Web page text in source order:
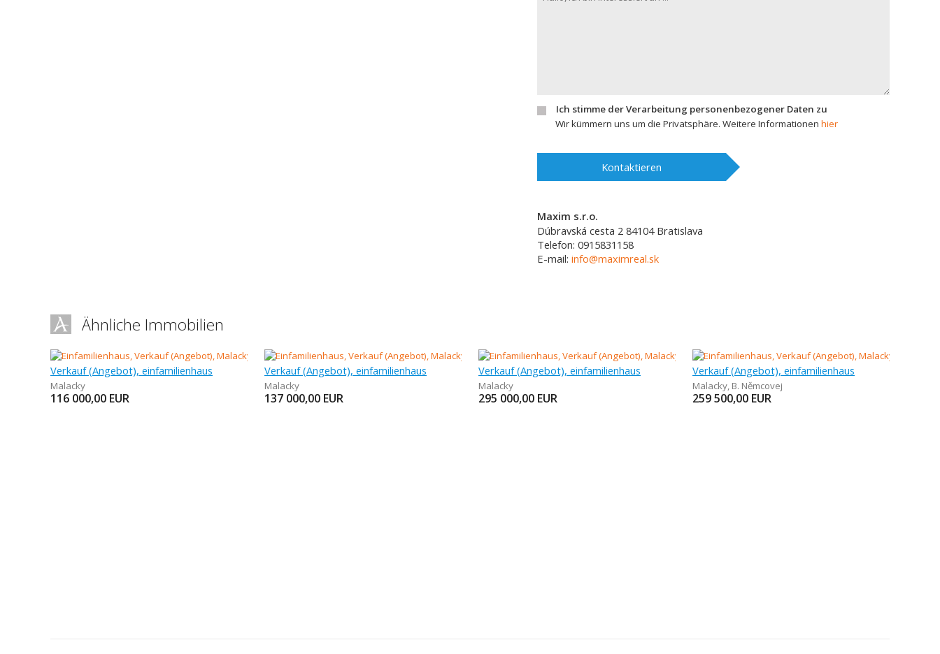
Ich stimme der Verarbeitung personenbezogener Daten zu
Wir kümmern uns um die Privatsphäre. Weitere Informationen hier
Kontaktieren
Maxim s.r.o.
Dúbravská cesta 2 84104 Bratislava
Telefon: 0915831158
E-mail: info@maximreal.sk
Ähnliche Immobilien
Verkauf (Angebot), einfamilienhaus
Malacky
116 000,00 EUR
Verkauf (Angebot), einfamilienhaus
Malacky
137 000,00 EUR
Verkauf (Angebot), einfamilienhaus
Malacky
295 000,00 EUR
Verkauf (Angebot), einfamilienhaus
Malacky, B. Němcovej
259 500,00 EUR